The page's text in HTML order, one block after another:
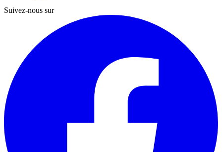
Suivez-nous sur